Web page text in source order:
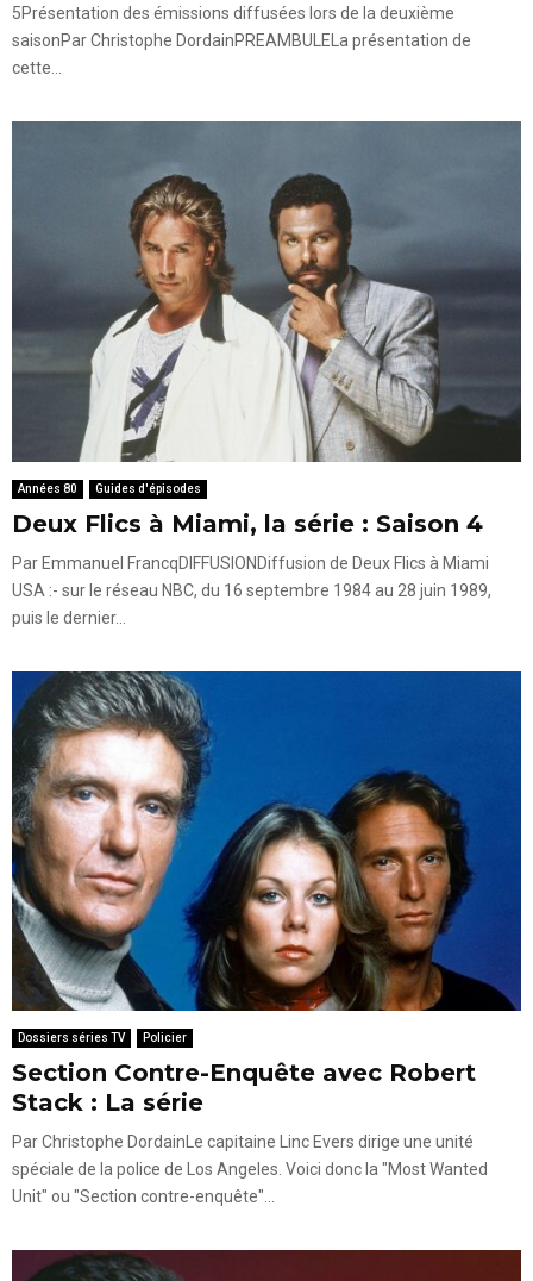
5Présentation des émissions diffusées lors de la deuxième
saisonPar Christophe DordainPREAMBULELa présentation de
cette...
Années 80 Guides d'épisodes
Deux Flics à Miami, la série : Saison 4
Par Emmanuel FrancqDIFFUSIONDiffusion de Deux Flics à Miami
USA :- sur le réseau NBC, du 16 septembre 1984 au 28 juin 1989,
puis le dernier...
Dossiers séries TV Policier
Section Contre-Enquête avec Robert
Stack : La série
Par Christophe DordainLe capitaine Linc Evers dirige une unité
spéciale de la police de Los Angeles. Voici donc la "Most Wanted
Unit" ou "Section contre-enquête"...